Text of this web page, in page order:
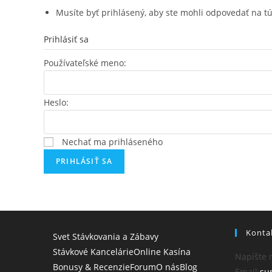
Musíte byť prihlásený, aby ste mohli odpovedať na
Prihlásiť sa
Používateľské meno:
Heslo:
Nechať ma prihláseného
PRIHLÁSIŤ SA
Svet Stávkovania a Zábavy
Stávkové KancelárieOnline Kasína
Bonusy & RecenzieForumO násBlog
Napíšte